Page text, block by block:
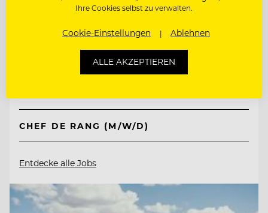
Jungbrunn - Der Gutzeitort
6675 Tannheim/Tirol, Österreich
CHEF DE RANG (M/W/D)
Entdecke alle Jobs
Ihre Cookies selbst zu verwalten.
Cookie-Einstellungen Ablehnen
ALLE AKZEPTIEREN